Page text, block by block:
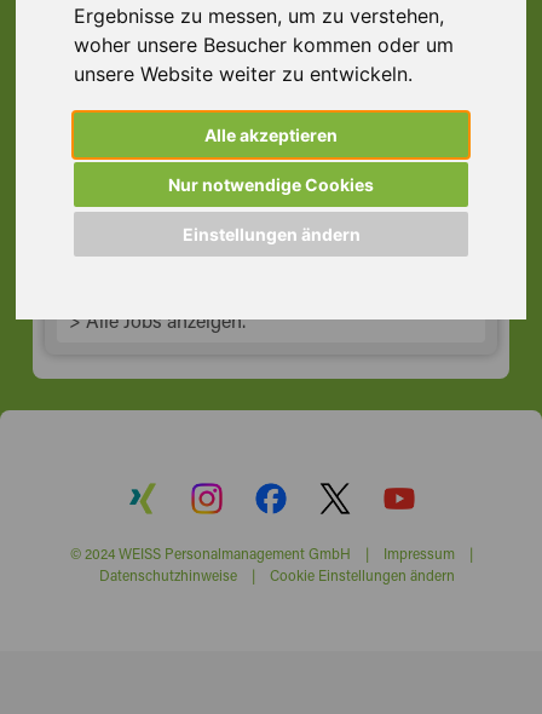
Ergebnisse zu messen, um zu verstehen,
woher unsere Besucher kommen oder um
unsere Website weiter zu entwickeln.
Alle akzeptieren
Nur notwendige Cookies
Einstellungen ändern
Gartenhelfer (m/w/d) Allrounder, Hamburg
20359 Hamburg
> Alle Jobs anzeigen.
© 2024 WEISS Personalmanagement GmbH | Impressum|
Datenschutzhinweise| Cookie Einstellungen ändern